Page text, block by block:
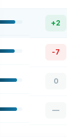
+2
-7
0
—